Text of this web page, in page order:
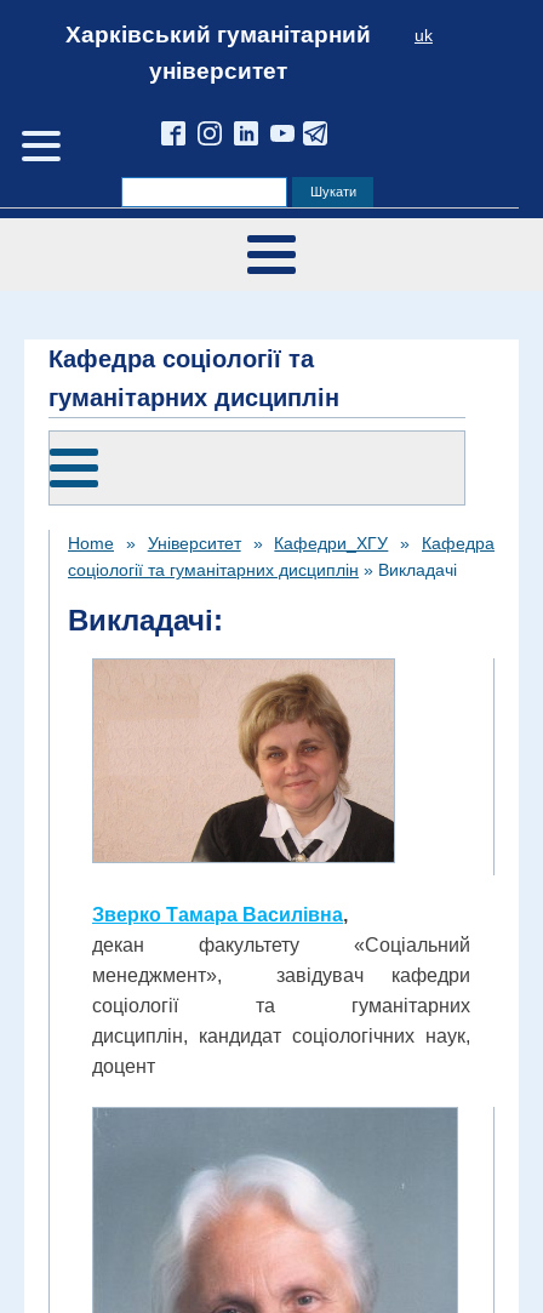
Харківський гуманітарний
університет
uk
Кафедра соціології та
гуманітарних дисциплін
Home » Університет» Кафедри_ХГУ » Кафедра
соціології та гуманітарних дисциплін » Викладачі
Викладачі:
Зверко Тамара Василівна,
декан факультету «Соціальний
менеджмент», завідувач кафедри
соціології та гуманітарних
дисциплін, кандидат соціологічних наук,
доцент